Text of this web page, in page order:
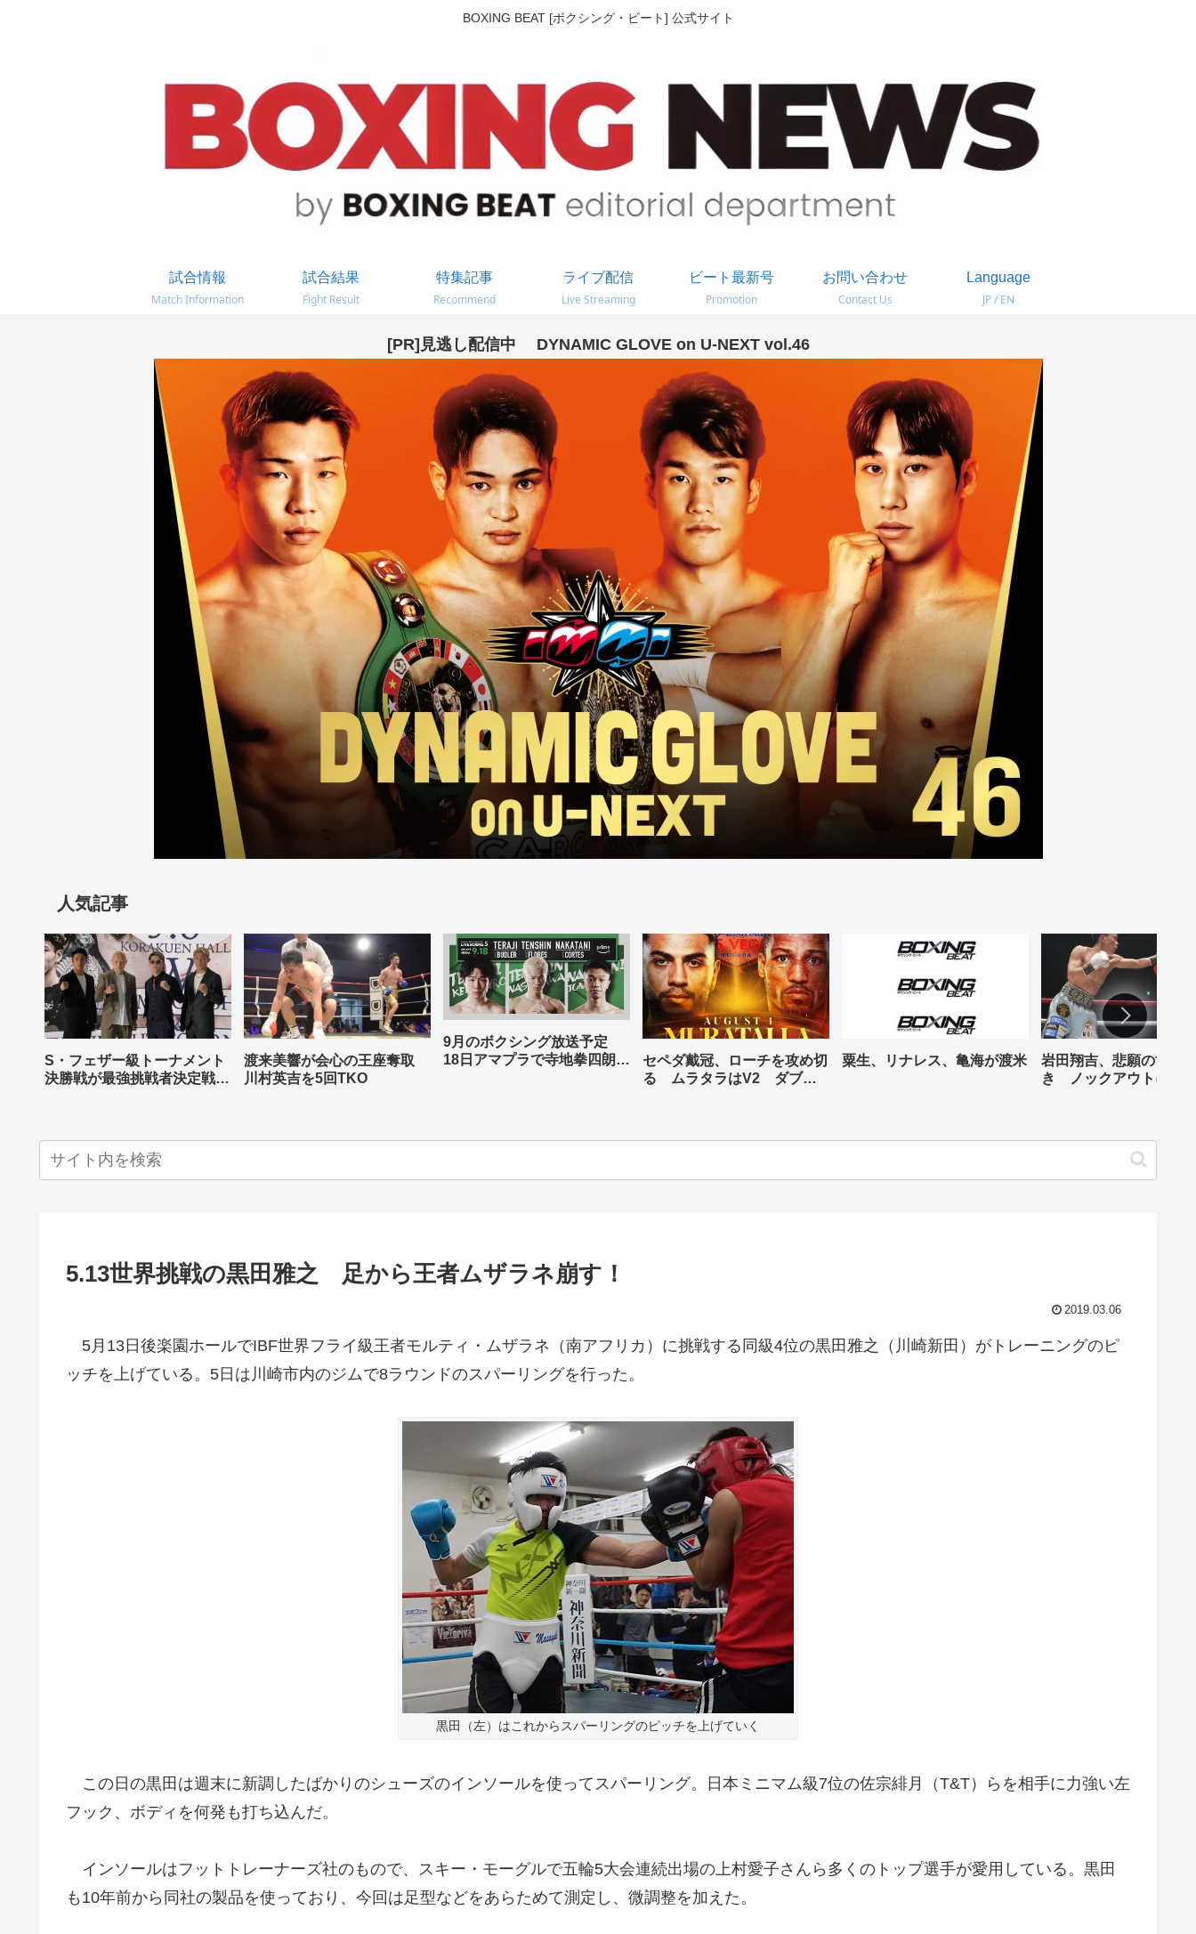
BOXING BEAT [ボクシング・ビート] 公式サイト
試合情報
Match Information
試合結果
Fight Result
特集記事
Recommend
ライブ配信
Live Streaming
ビート最新号
Promotion
お問い合わせ
Contact Us
Language
JP / EN
[PR]見逃し配信中 DYNAMIC GLOVE on U-NEXT vol.46
人気記事
S・フェザー級トーナメント
決勝戦が最強挑戦者決定戦兼
渡来美響が会心の王座奪取
川村英吉を5回TKO
9月のボクシング放送予定
18日アマプラで寺地拳四朗、
セペダ戴冠、ローチを攻め切
る ムラタラはV2 ダブル
粟生、リナレス、亀海が渡米
岩田翔吉、悲願の世界
き ノックアウトに8回
5.13世界挑戦の黒田雅之 足から王者ムザラネ崩す！
2019.03.06
5月13日後楽園ホールでIBF世界フライ級王者モルティ・ムザラネ（南アフリカ）に挑戦する同級4位の黒田雅之（川崎新田）がトレーニングのピ
ッチを上げている。5日は川崎市内のジムで8ラウンドのスパーリングを行った。
黒田（左）はこれからスパーリングのピッチを上げていく
この日の黒田は週末に新調したばかりのシューズのインソールを使ってスパーリング。日本ミニマム級7位の佐宗緋月（T&T）らを相手に力強い左
フック、ボディを何発も打ち込んだ。
インソールはフットトレーナーズ社のもので、スキー・モーグルで五輪5大会連続出場の上村愛子さんら多くのトップ選手が愛用している。黒田
も10年前から同社の製品を使っており、今回は足型などをあらためて測定し、微調整を加えた。